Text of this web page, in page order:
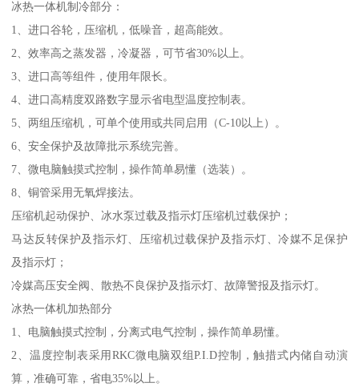
冰热一体机制冷部分：
1、进口谷轮，压缩机，低噪音，超高能效。
2、效率高之蒸发器，冷凝器，可节省30%以上。
3、进口高等组件，使用年限长。
4、进口高精度双路数字显示省电型温度控制表。
5、两组压缩机，可单个使用或共同启用（C-10以上）。
6、安全保护及故障批示系统完善。
7、微电脑触摸式控制，操作简单易懂（选装）。
8、铜管采用无氧焊接法。
压缩机起动保护、冰水泵过载及指示灯压缩机过载保护；
马达反转保护及指示灯、压缩机过载保护及指示灯、冷媒不足保护
及指示灯；
冷媒高压安全阀、散热不良保护及指示灯、故障警报及指示灯。
冰热一体机加热部分
1、电脑触摸式控制，分离式电气控制，操作简单易懂。
2、温度控制表采用RKC微电脑双组P.I.D控制，触措式内储自动演
算，准确可靠，省电35%以上。